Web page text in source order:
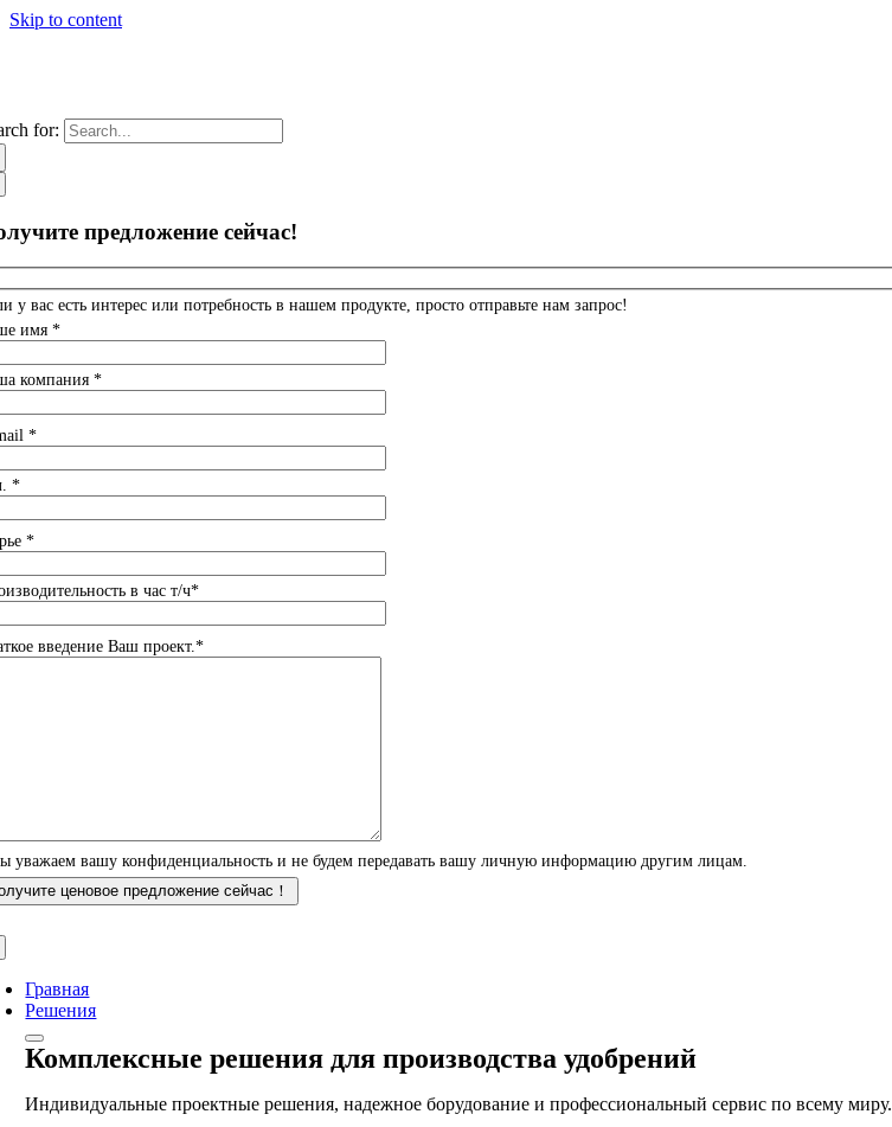
Skip to content
for:
предложение сейчас!
у вас есть интерес или потребность в нашем продукте, просто отправьте нам запрос!
имя *
компания *
*
*
*
в час т/ч*
введение Ваш проект.*
уважаем вашу конфиденциальность и не будем передавать вашу личную информацию другим лицам.
Гравная
Решения
Комплексные решения для производства удобрений
Индивидуальные проектные решения, надежное борудование и профессиональный сервис по всему миру.